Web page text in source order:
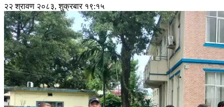
२२ श्रावण २०८३, शुक्रबार १९:१५